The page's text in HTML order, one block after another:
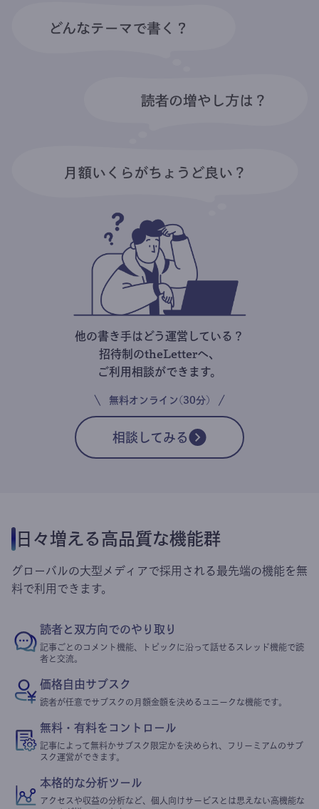
他の書き手はどう運営している？
招待制のtheLetterへ、
ご利用相談ができます。
無料オンライン(30分)
相談してみる
日々増える高品質な機能群
グローバルの大型メディアで採用される最先端の機能を無
料で利用できます。
読者と双方向でのやり取り
記事ごとのコメント機能、トピックに沿って話せるスレッド機能で読
者と交流。
価格自由サブスク
読者が任意でサブスクの月額金額を決めるユニークな機能です。
無料・有料をコントロール
記事によって無料かサブスク限定かを決められ、フリーミアムのサブ
スク運営ができます。
本格的な分析ツール
アクセスや収益の分析など、個人向けサービスとは思えない高機能な